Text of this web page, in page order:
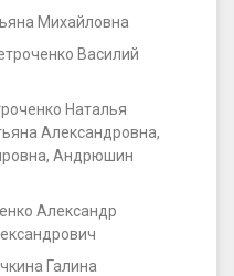
Михайловна
Василий
Наталья
Александровна,
Андрюшин
Александр
Галина